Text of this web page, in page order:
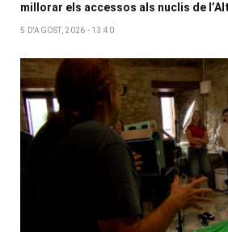
millorar els accessos als nuclis de l’Alt
5 D'AGOST, 2026 - 13:40